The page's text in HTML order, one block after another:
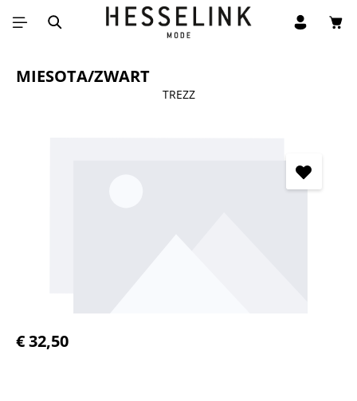
Ga naar de hoofdinhoud
MIESOTA/ZWART
TREZZ
Normale prijs:
€ 32,50